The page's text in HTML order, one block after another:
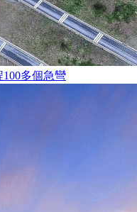
多個急彎